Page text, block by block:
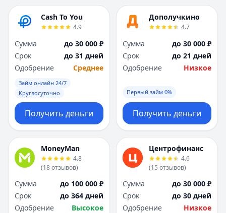
Тверь
Тольятти
Томск
Тюмень
У
Уфа
Х
Хабаровск
Ч
Чебоксары
Челябинск
Чита
Я
Ярославль
Вся Россия
Тверь
Тольятти
Томск
Тюмень
У
Уфа
Х
Хабаровск
Ч
Чебоксары
Челябинск
Чита
Я
Ярославль
Вся Россия
Cash To You
4.9
Сумма
до 30 000 ₽
Срок
до 31 дней
Одобрение
Среднее
Займ онлайн 24/7
Круглосуточно
Получить деньги
Дополучкино
4.7
Сумма
до 30 000 ₽
Срок
до 21 дней
Одобрение
Низкое
Первый займ 0%
Получить деньги
MoneyMan
4.8
(18отзывов)
Сумма
до 100 000 ₽
Срок
до 364 дней
Одобрение
Высокое
Центрофинанс
4.6
(15 отзывов)
Сумма
до 30 000 ₽
Срок
до 30 дней
Одобрение
Низкое